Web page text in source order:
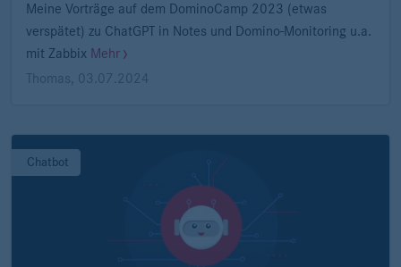
Meine Vorträge auf dem DominoCamp 2023 (etwas
verspätet) zu ChatGPT in Notes und Domino-Monitoring u.a.
mit Zabbix Mehr
Thomas
03.07.2024
Chatbot